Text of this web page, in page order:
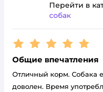
Перейти в
собак
Рейтинг:5
Общие впечатления
Отличный корм. Собака
доволен. Время